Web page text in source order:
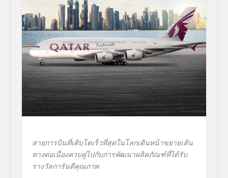
สายการบินที่เติบโตเร็วที่สุดในโลกเดินหน้าขยายเส้น
ทางต่อเนื่องควบคู่ไปกับการพัฒนาผลิตภัณฑ์ที่ได้รับ
รางวัลการันตีคุณภาพ